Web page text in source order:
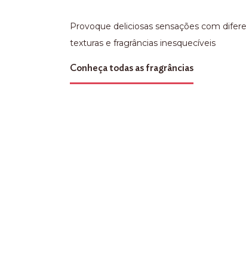
Provoque deliciosas sensações com
texturas e fragrâncias inesquecíveis
Conheça todas as fragrâncias